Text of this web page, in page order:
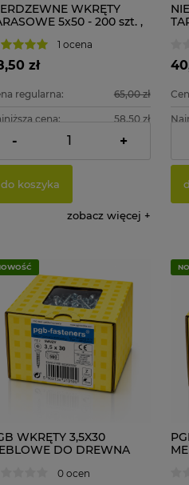
WKRĘTY
5x50 - 200 szt. ,
1 ocena
zł
regularna: 65,00 zł
cena: 58,50 zł
netto: 47,56 zł
- +
do koszyka
zobacz więcej
WKRĘTY 3,5X30
DO DREWNA
0 ocen